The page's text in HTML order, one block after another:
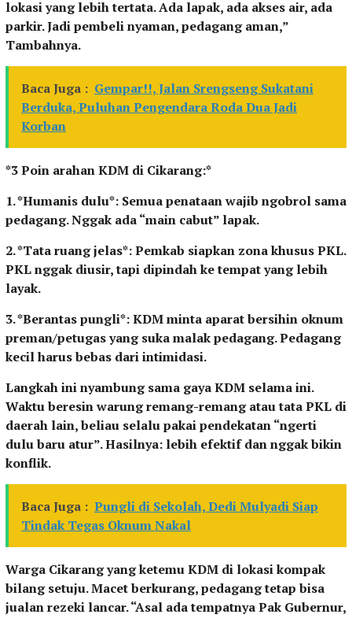
lokasi yang lebih tertata. Ada lapak, ada akses air, ada
parkir. Jadi pembeli nyaman, pedagang aman,”
Tambahnya.
Baca Juga : Gempar!!, Jalan Srengseng Sukatani
Berduka, Puluhan Pengendara Roda Dua Jadi
Korban
*3 Poin arahan KDM di Cikarang:*
1. *Humanis dulu*: Semua penataan wajib ngobrol sama
pedagang. Nggak ada “main cabut” lapak.
2. *Tata ruang jelas*: Pemkab siapkan zona khusus PKL.
PKL nggak diusir, tapi dipindah ke tempat yang lebih
layak.
3. *Berantas pungli*: KDM minta aparat bersihin oknum
preman/petugas yang suka malak pedagang. Pedagang
kecil harus bebas dari intimidasi.
Langkah ini nyambung sama gaya KDM selama ini.
Waktu beresin warung remang-remang atau tata PKL di
daerah lain, beliau selalu pakai pendekatan “ngerti
dulu baru atur”. Hasilnya: lebih efektif dan nggak bikin
konflik.
Baca Juga : Pungli di Sekolah, Dedi Mulyadi Siap
Tindak Tegas Oknum Nakal
Warga Cikarang yang ketemu KDM di lokasi kompak
bilang setuju. Macet berkurang, pedagang tetap bisa
jualan rezeki lancar. “Asal ada tempatnya Pak Gubernur,